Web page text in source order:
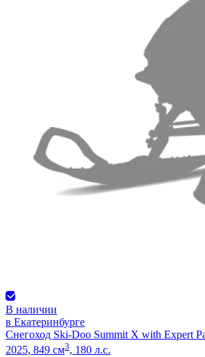
В наличии
в Екатеринбурге
Снегоход Ski-Doo Summit X with Expert
2025, 849 см3, 180 л.с.